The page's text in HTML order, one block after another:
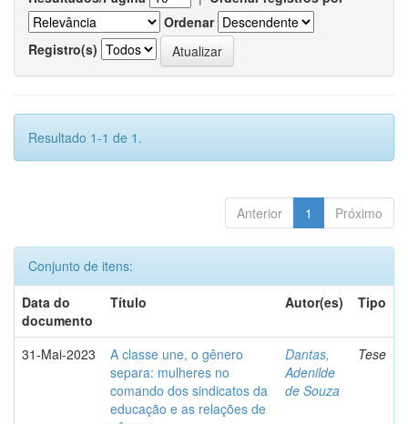
Ordenar
Registro(s)
Resultado 1-1 de 1.
Anterior 1 Próximo
Conjunto de itens:
Data do
documento
Título Autor(es) Tipo
31-Mai-2023
A classe une, o gênero
separa: mulheres no
comando dos sindicatos da
educação e as relações de
Dantas,
Adenilde
de Souza
Tese